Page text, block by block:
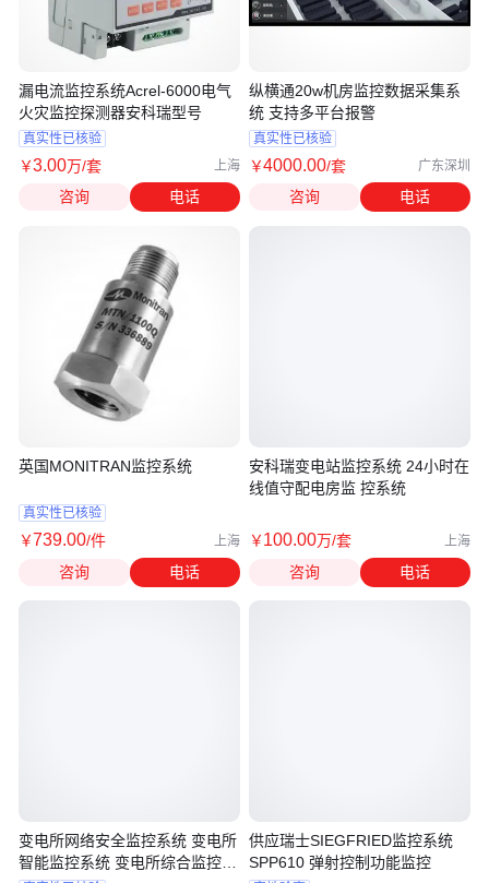
漏电流监控系统Acrel-6000电气
火灾监控探测器安科瑞型号
真实性已核验
￥3.00万/套 上海
咨询 电话
英国MONITRAN监控系统
真实性已核验
￥739.00/件 上海
咨询 电话
变电所网络安全监控系统 变电所
智能监控系统 变电所综合监控系
纵横通20w机房监控数据采集系
统 支持多平台报警
真实性已核验
￥4000.00/套 广东深圳
咨询 电话
安科瑞变电站监控系统 24小时在
线值守配电房监 控系统
￥100.00万/套 上海
咨询 电话
供应瑞士SIEGFRIED监控系统
SPP610 弹射控制功能监控